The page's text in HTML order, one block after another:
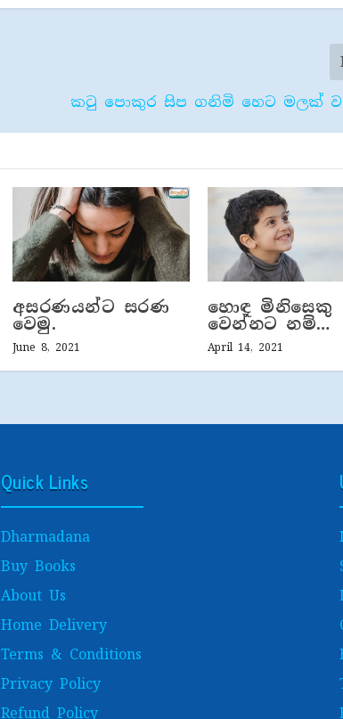
කටු පොකුර සිප ගනිමි හෙට මලක්
අසරණයන්ට සරණ
වෙමු.
June 8, 2021
හොඳ මිනිසෙකු
වෙන්නට නම්…
April 14, 2021
Quick Links
Dharmadana
Buy Books
About Us
Home Delivery
Terms & Conditions
Privacy Policy
Refund Policy